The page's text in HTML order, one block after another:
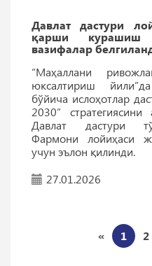
Давлат дастури
қарши курашиш
вазифалар
“Маҳаллани
юксалтириш
бўйича ислоҳотлар
2030”
Давлат дастури
Фармони лойиҳаси
учун эълон қилинди.
27.01.2026
« 1 2